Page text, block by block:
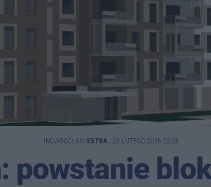
INOWROCŁAW EXTRA 23 LUTEGO 2026 22:28
powstanie